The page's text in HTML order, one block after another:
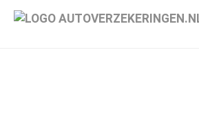
naar